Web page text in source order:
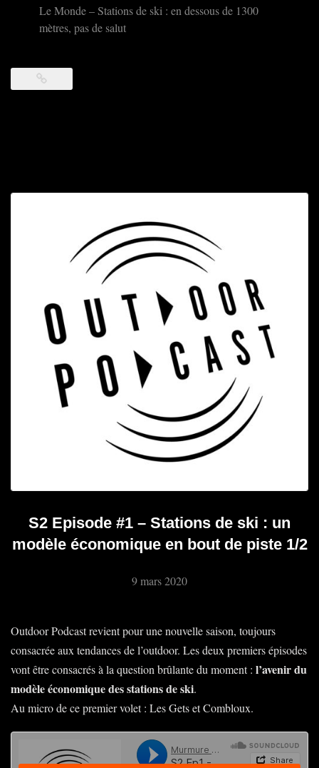
Le Monde – Stations de ski : en dessous de 1300
mètres, pas de salut
S2 Episode #1 – Stations de ski : un
modèle économique en bout de piste 1/2
9 mars 2020
Outdoor Podcast revient pour une nouvelle saison, toujours
consacrée aux tendances de l’outdoor. Les deux premiers épisodes
vont être consacrés à la question brûlante du moment : l’avenir du
modèle économique des stations de ski.
Au micro de ce premier volet : Les Gets et Combloux.